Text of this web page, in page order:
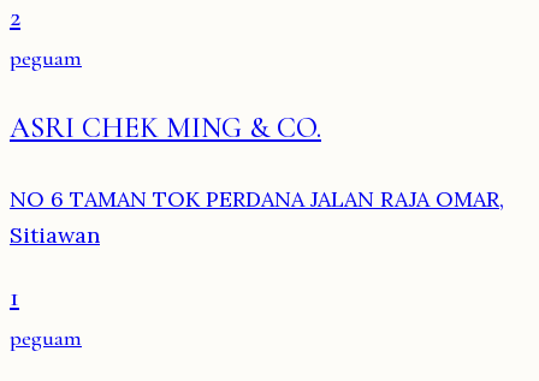
2
peguam
ASRI CHEK MING & CO.
NO 6 TAMAN TOK PERDANA JALAN RAJA OMAR,
Sitiawan
1
peguam